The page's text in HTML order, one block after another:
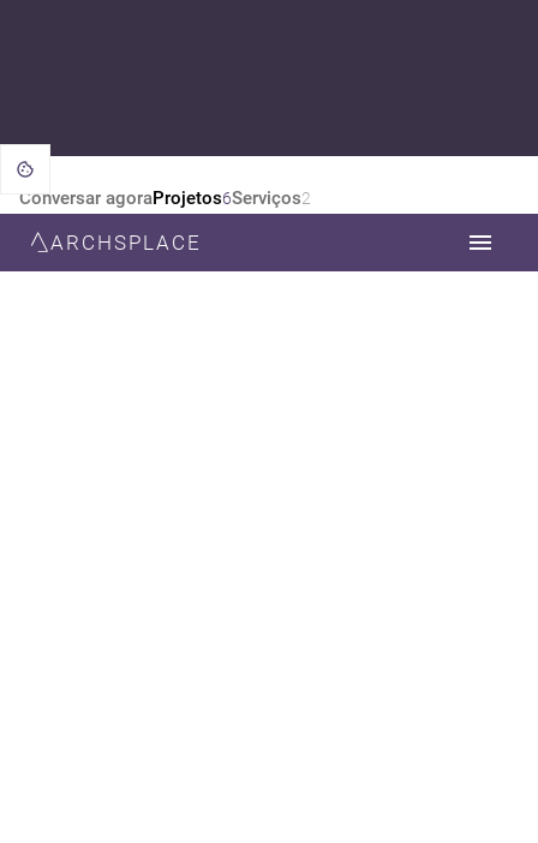
ARCHSPLACE
Conversar agoraProjetos6Serviços2
CATEGORIA
TODOS ARQUITETURA